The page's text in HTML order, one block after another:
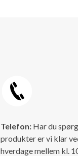
Telefon: Har du
produkter er vi klar
hverdage mellem kl.